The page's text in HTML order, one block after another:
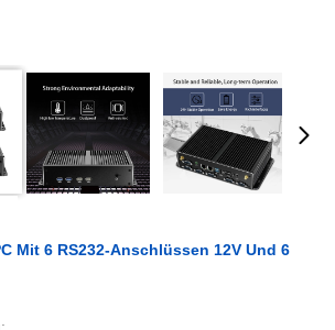
Mit 6 RS232-Anschlüssen 12V Und 6